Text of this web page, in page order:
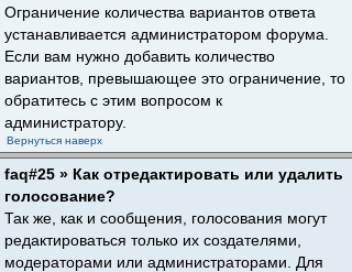
Ограничение количества вариантов ответа
устанавливается администратором форума.
Если вам нужно добавить количество
вариантов, превышающее это ограничение, то
обратитесь с этим вопросом к
администратору.
Вернуться наверх
faq#25 » Как отредактировать или удалить
голосование?
Так же, как и сообщения, голосования могут
редактироваться только их создателями,
модераторами или администраторами. Для